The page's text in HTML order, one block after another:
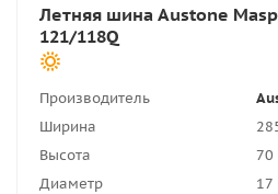
Летняя шина Austone
121/118Q
Производитель
Ширина
Высота
70
Диаметр
17